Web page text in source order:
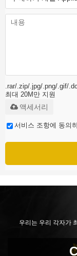
.rar/.zip/.jpg/.png/.gif/
최대 20M만 지원
액세서리
서비스 조항에 동의
우리는 우리 각자가